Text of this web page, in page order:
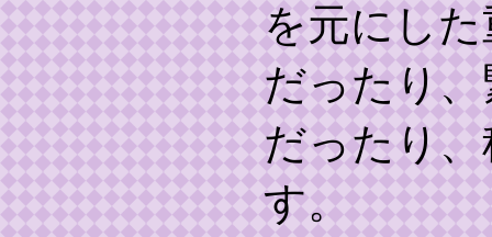
を元にし
だったり
だったり
す。